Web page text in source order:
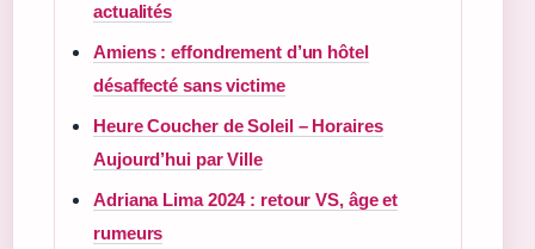
actualités
Amiens : effondrement d’un hôtel
désaffecté sans victime
Heure Coucher de Soleil – Horaires
Aujourd’hui par Ville
Adriana Lima 2024 : retour VS, âge et
rumeurs